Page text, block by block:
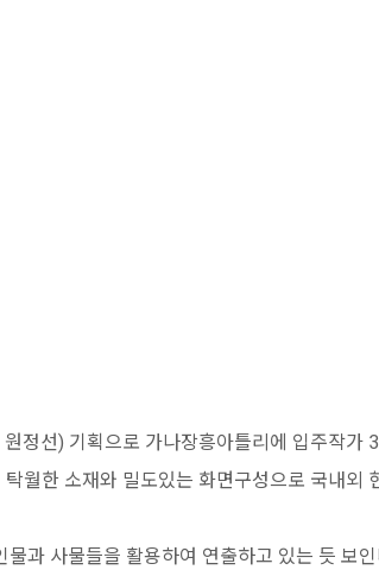
정선) 기획으로 가나장흥아틀리에 입주작가
월한 소재와 밀도있는 화면구성으로 국내외
과 사물들을 활용하여 연출하고 있는 듯 보